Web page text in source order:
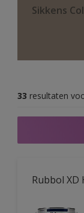
Sikkens
33 resultaten
Rubbol XD